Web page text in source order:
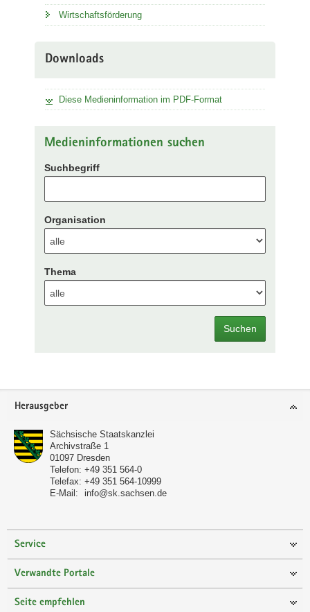
Wirtschaftsförderung
Downloads
Diese Medieninformation im PDF-Format
Medieninformationen suchen
Suchbegriff
Organisation
Thema
Suchen
Footer-
Herausgeber
Sächsische Staatskanzlei
Archivstraße 1
01097 Dresden
Telefon: +49 351 564-0
Telefax: +49 351 564-10999
E-Mail:
info@sk.sachsen.de
Service
Verwandte Portale
Seite empfehlen